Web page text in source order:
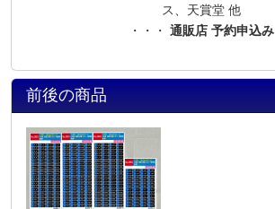
ス、天賞堂 他
・・・ 通販店 予約申込み
前後の商品